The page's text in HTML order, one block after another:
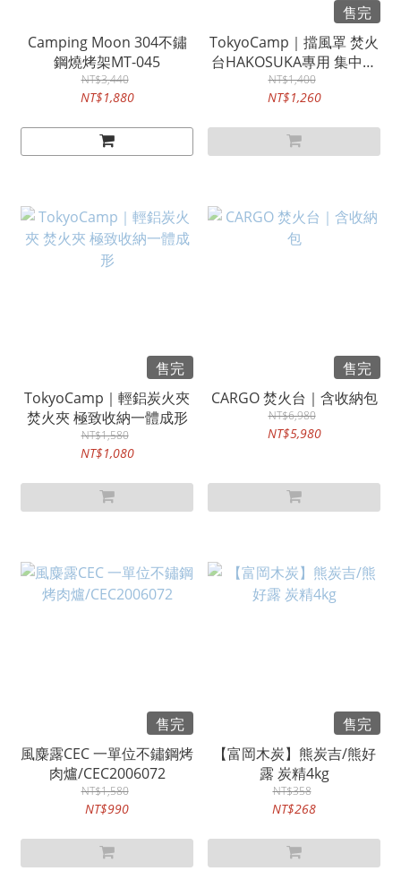
Camping Moon 304不鏽
鋼燒烤架MT-045
NT$3,440
NT$1,880
售完
TokyoCamp｜擋風罩 焚火
台HAKOSUKA專用 集中火
力料理
NT$1,400
NT$1,260
售完
TokyoCamp｜輕鋁炭火夾
焚火夾 極致收納一體成形
NT$1,580
NT$1,080
售完
CARGO 焚火台｜含收納包
NT$6,980
NT$5,980
售完
風麋露CEC 一單位不鏽鋼烤
肉爐/CEC2006072
NT$1,580
NT$990
售完
【富岡木炭】熊炭吉/熊好
露 炭精4kg
NT$358
NT$268